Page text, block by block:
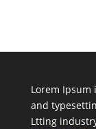
Lorem
and
Ltting